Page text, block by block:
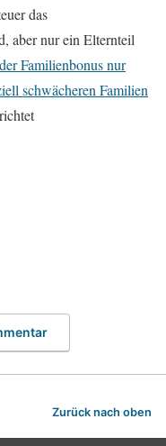
das
aber nur ein Elternteil
Familienbonus nur
schwächeren Familien
Zurück nach oben